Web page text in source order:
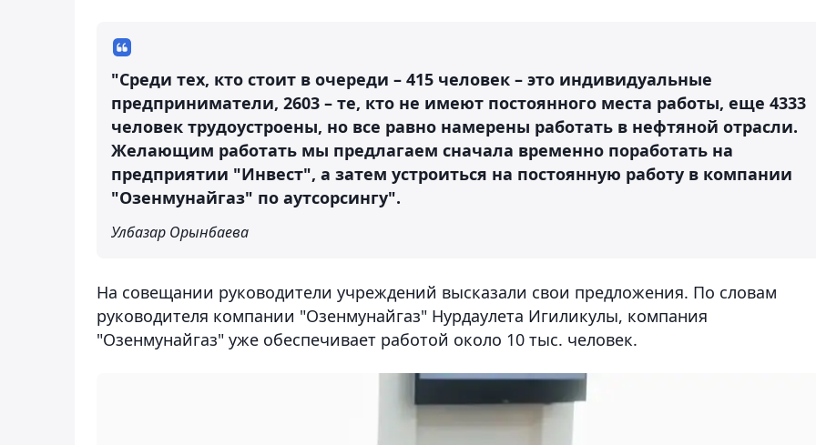
"Среди тех, кто стоит в очереди – 415 человек – это индивидуальные
предприниматели, 2603 – те, кто не имеют постоянного места работы, еще 4333
человек трудоустроены, но все равно намерены работать в нефтяной отрасли.
Желающим работать мы предлагаем сначала временно поработать на
предприятии "Инвест", а затем устроиться на постоянную работу в компании
"Озенмунайгаз" по аутсорсингу".
Улбазар Орынбаева
На совещании руководители учреждений высказали свои предложения. По словам
руководителя компании "Озенмунайгаз" Нурдаулета Игиликулы, компания
"Озенмунайгаз" уже обеспечивает работой около 10 тыс. человек.